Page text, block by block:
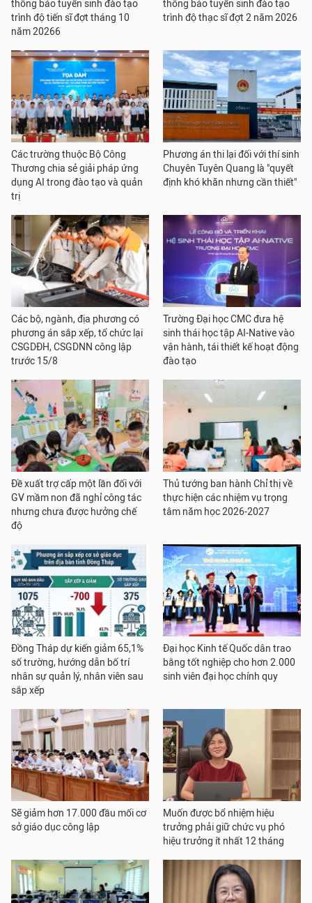
thông báo tuyển sinh đào tạo
trình độ tiến sĩ đợt tháng 10
năm 20266
thông báo tuyển sinh đào tạo
trình độ thạc sĩ đợt 2 năm 2026
Các trường thuộc Bộ Công
Thương chia sẻ giải pháp ứng
dụng AI trong đào tạo và quản
trị
Phương án thi lại đối với thí sinh
Chuyên Tuyên Quang là "quyết
định khó khăn nhưng cần thiết"
Các bộ, ngành, địa phương có
phương án sắp xếp, tổ chức lại
CSGDĐH, CSGDNN công lập
trước 15/8
Trường Đại học CMC đưa hệ
sinh thái học tập AI-Native vào
vận hành, tái thiết kế hoạt động
đào tạo
Đề xuất trợ cấp một lần đối với
GV mầm non đã nghỉ công tác
nhưng chưa được hưởng chế
độ
Thủ tướng ban hành Chỉ thị về
thực hiện các nhiệm vụ trọng
tâm năm học 2026-2027
Đồng Tháp dự kiến giảm 65,1%
số trường, hướng dẫn bố trí
nhân sự quản lý, nhân viên sau
sắp xếp
Đại học Kinh tế Quốc dân trao
bằng tốt nghiệp cho hơn 2.000
sinh viên đại học chính quy
Sẽ giảm hơn 17.000 đầu mối cơ
sở giáo dục công lập
Muốn được bổ nhiệm hiệu
trưởng phải giữ chức vụ phó
hiệu trưởng ít nhất 12 tháng